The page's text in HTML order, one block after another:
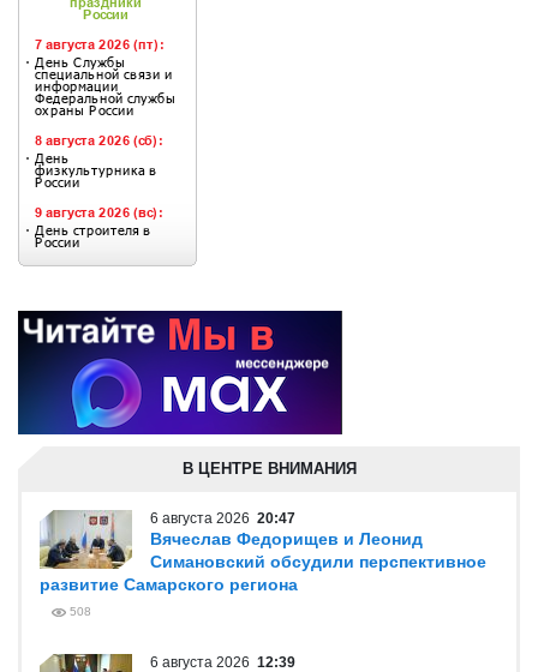
В ЦЕНТРЕ ВНИМАНИЯ
6 августа 2026 20:47
Вячеслав Федорищев и Леонид
Симановский обсудили перспективное
развитие Самарского региона
508
6 августа 2026 12:39